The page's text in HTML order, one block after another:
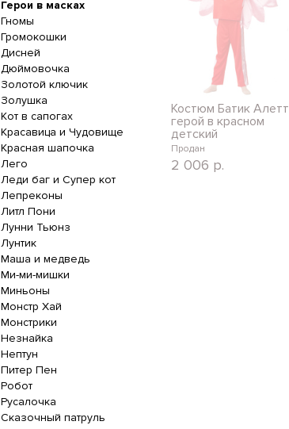
Герои в масках
Гномы
Громокошки
Дисней
Дюймовочка
Золотой ключик
Золушка
Кот в сапогах
Красавица и Чудовище
Красная шапочка
Лего
Леди баг и Супер кот
Лепреконы
Литл Пони
Лунни Тьюнз
Лунтик
Маша и медведь
Ми-ми-мишки
Миньоны
Монстр Хай
Монстрики
Незнайка
Нептун
Питер Пен
Робот
Русалочка
Сказочный патруль
Костюм Батик Алетт
герой в красном
детский
Продан
2 006 р.